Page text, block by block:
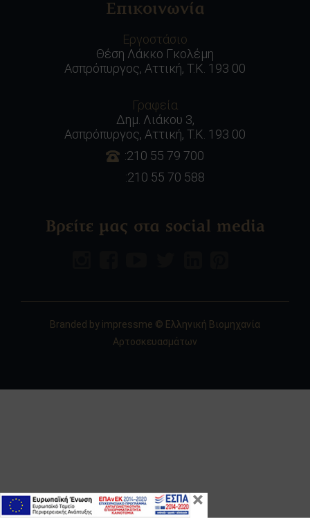
Επικοινωνία
Εργοστάσιο
Θέση Λάκκο Γκολέμη
Ασπρόπυργος, Αττική, Τ.Κ. 193 00
Γραφεία
Δημ. Λιάκου 3,
Ασπρόπυργος, Αττική, Τ.Κ. 193 00
:210 55 79 700
:210 55 70 588
Βρείτε μας στα social media
Branded by impressme © Ελληνική Βιομηχανία
Αρτοσκευασμάτων
×